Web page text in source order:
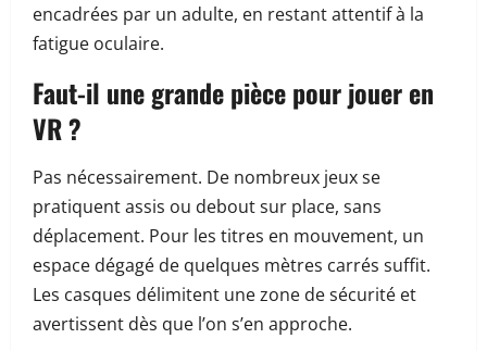
encadrées par un adulte, en restant attentif à la
fatigue oculaire.
Faut-il une grande pièce pour jouer en
VR ?
Pas nécessairement. De nombreux jeux se
pratiquent assis ou debout sur place, sans
déplacement. Pour les titres en mouvement, un
espace dégagé de quelques mètres carrés suffit.
Les casques délimitent une zone de sécurité et
avertissent dès que l’on s’en approche.